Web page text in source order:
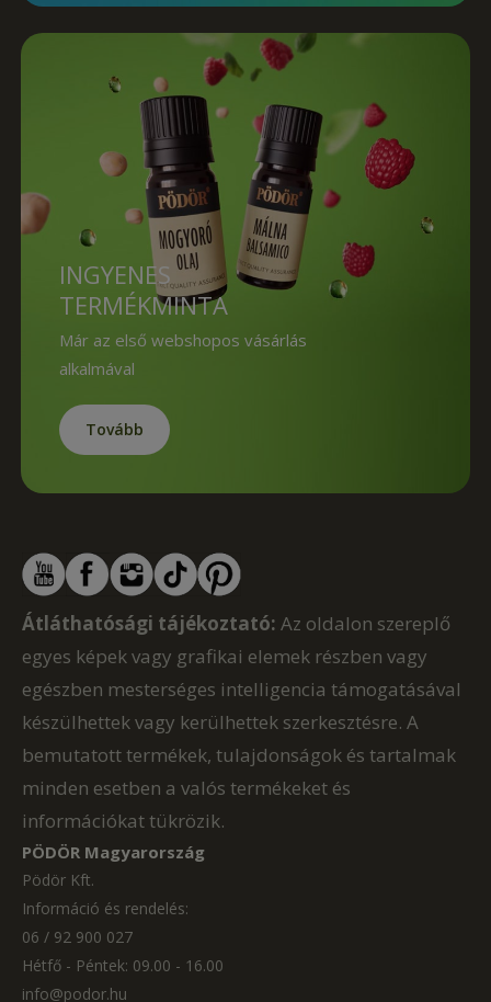
INGYENES
TERMÉKMINTA
Már az első webshopos vásárlás
alkalmával
Tovább
Átláthatósági tájékoztató: Az oldalon szereplő
egyes képek vagy grafikai elemek részben vagy
egészben mesterséges intelligencia támogatásával
készülhettek vagy kerülhettek szerkesztésre. A
bemutatott termékek, tulajdonságok és tartalmak
minden esetben a valós termékeket és
információkat tükrözik.
PÖDÖR Magyarország
Pödör Kft.
Információ és rendelés:
06 / 92 900 027
Hétfő - Péntek: 09.00 - 16.00
info@podor.hu